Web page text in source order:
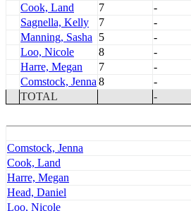
Cook, Land
7 -
Sagnella, Kelly
7 -
Manning, Sasha
5 -
Loo, Nicole
8 -
Harre, Megan
7 -
Comstock, Jenna 8 -
TOTAL
-
Comstock, Jenna
Cook, Land
Harre, Megan
Head, Daniel
Loo, Nicole